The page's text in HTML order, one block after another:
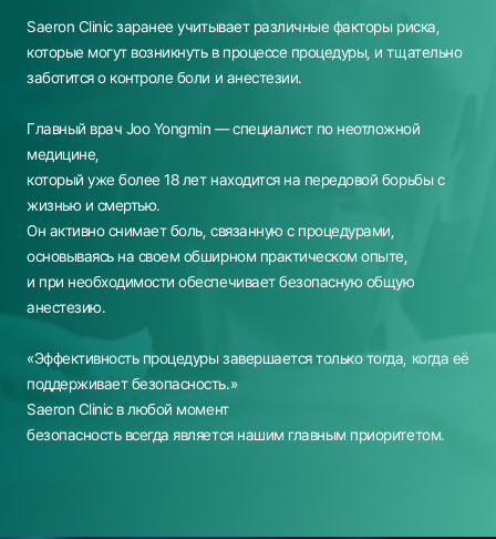
Saeron Clinic заранее учитывает различные факторы риска,
которые могут возникнуть в процессе процедуры, и тщательно
заботится о контроле боли и анестезии.
Главный врач Joo Yongmin — специалист по неотложной
медицине,
который уже более 18 лет находится на передовой борьбы с
жизнью и смертью.
Он активно снимает боль, связанную с процедурами,
основываясь на своем обширном практическом опыте,
и при необходимости обеспечивает безопасную общую
анестезию.
«Эффективность процедуры завершается только тогда, когда её
поддерживает безопасность.»
Saeron Clinic в любой момент
безопасность всегда является нашим главным приоритетом.